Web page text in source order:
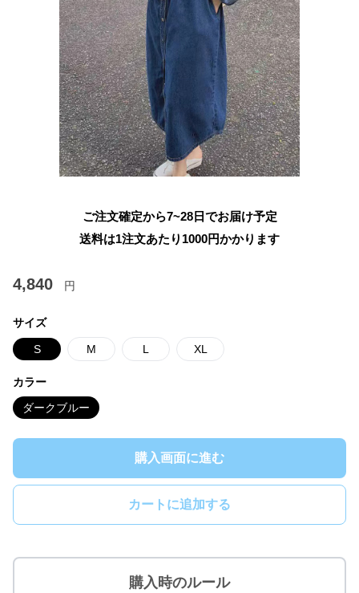
ご注文確定から7~28日でお届け予定
送料は1注文あたり 1000円かかります
4,840 円
サイズ
S M L XL
カラー
ダークブルー
購入画面に進む
カートに追加する
購入時のルール